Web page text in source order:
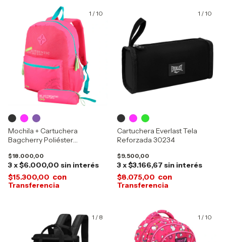
1 /10
Mochila + Cartuchera
Bagcherry Poliéster
$18.000,00
3x$6.000,00 sin interés
$15.300,00 con
1 /10
Cartuchera Everlast Tela
Reforzada 30234
$9.500,00
3x$3.166,67 sin interés
$8.075,00 con
1 / 8 1 /10